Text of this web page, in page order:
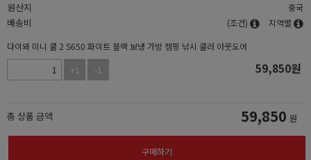
원산지 중국
배송비 (조건)
지역별
다이와 미니 쿨 2 S650 화이트 블랙 보냉 가방 캠핑 낚시 쿨러 아웃도어
+1
-1 59,850원
총 상품 금액 59,850 원
구매하기